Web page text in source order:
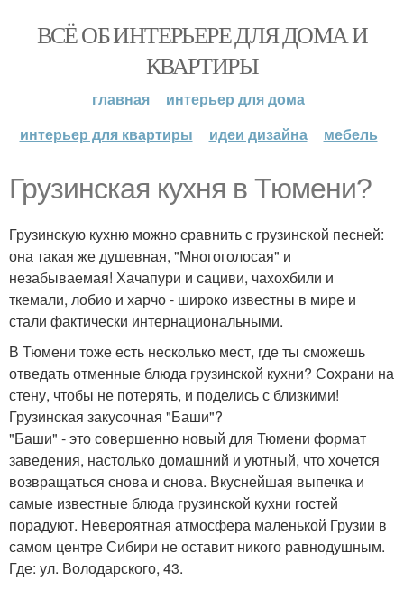
ВСЁ ОБ ИНТЕРЬЕРЕ ДЛЯ ДОМА И
КВАРТИРЫ
главная
интерьер для дома
интерьер для квартиры
идеи дизайна мебель
Грузинская кухня в Тюмени?
Грузинскую кухню можно сравнить с грузинской песней:
она такая же душевная, "Многоголосая" и
незабываемая! Хачапури и сациви, чахохбили и
ткемали, лобио и харчо - широко известны в мире и
стали фактически интернациональными.
В Тюмени тоже есть несколько мест, где ты сможешь
отведать отменные блюда грузинской кухни? Сохрани на
стену, чтобы не потерять, и поделись с близкими!
Грузинская закусочная "Баши"?
"Баши" - это совершенно новый для Тюмени формат
заведения, настолько домашний и уютный, что хочется
возвращаться снова и снова. Вкуснейшая выпечка и
самые известные блюда грузинской кухни гостей
порадуют. Невероятная атмосфера маленькой Грузии в
самом центре Сибири не оставит никого равнодушным.
Где: ул. Володарского, 43.